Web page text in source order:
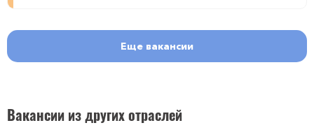
Еще вакансии
Вакансии из других отраслей